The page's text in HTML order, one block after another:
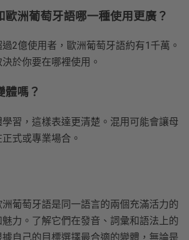
歐洲葡萄牙語哪一種使用更廣？
2億使用者，歐洲葡萄牙語約有1千萬。
於你要在哪裡使用。
體嗎？
習，這樣表達更清楚。混用可能會讓母
式或專業場合。
葡萄牙語是同一語言的兩個充滿活力的
力。了解它們在發音、詞彙和語法上的
自己的目標選擇最合適的變體，無論是